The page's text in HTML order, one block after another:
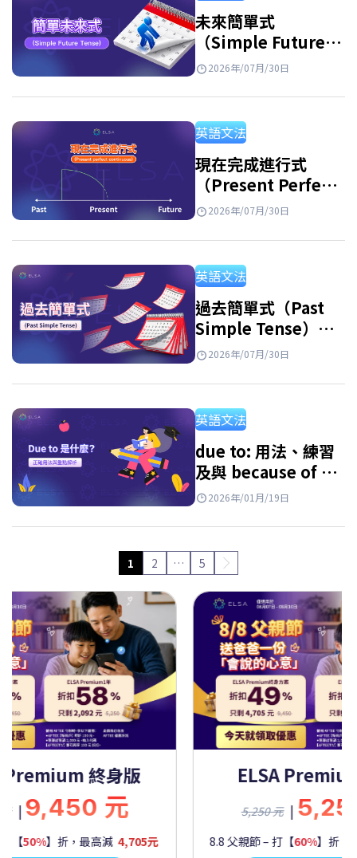
未來簡單式
（Simple Future
Tense）：公式、用
2026年/07月/30日
英語文法
現在完成進行式
（Present Perfect
Continuous
習
2026年/07月/30日
英語文法
過去簡單式（Past
Simple Tense）：
句型公式、用法與附
2026年/07月/30日
英語文法
due to: 用法、練習
及與 because of 的
區別
2026年/01月/19日
1 2 … 5
一年
5,250 元
60%】折，最高減2,092元
ELSA Premium
9,450 元 |9,450
8.8 父親節 – 打【50%】折，最